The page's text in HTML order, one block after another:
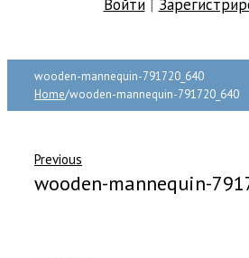
Войти|
wooden-mannequin-791720_640
Home/wooden-mannequin-791720_640
Previous
wooden-mannequin-